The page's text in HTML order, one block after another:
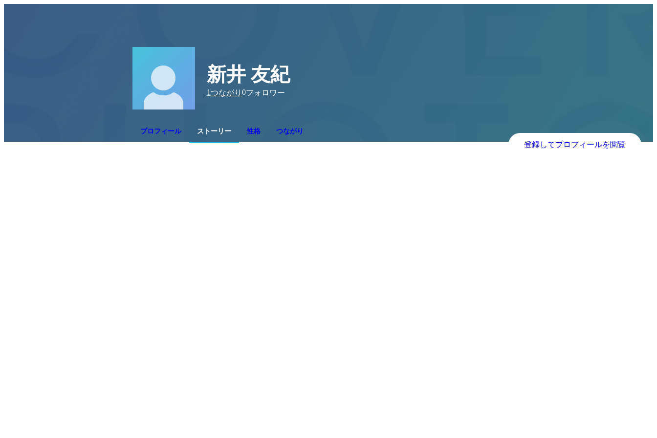
新井 友紀
1つながり 0フォロワー
プロフィール ストーリー 性格 つながり
登録してプロフィールを閲覧